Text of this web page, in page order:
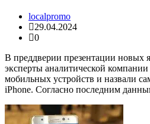
localpromo
29.04.2024
0
В преддверии презентации новых
эксперты аналитической
мобильных устройств и назвали
iPhone. Согласно последним